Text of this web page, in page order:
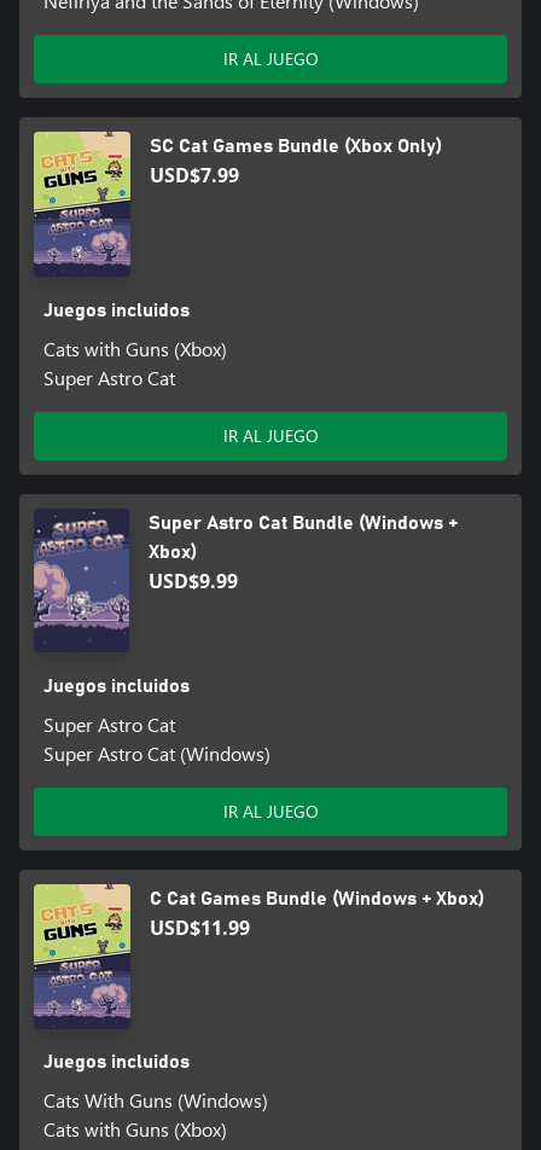
IR AL JUEGO
SC Cat Games Bundle (Xbox Only)
USD$7.99
Juegos incluidos
Cats with Guns (Xbox)
Super Astro Cat
IR AL JUEGO
Super Astro Cat Bundle (Windows +
Xbox)
USD$9.99
Juegos incluidos
Super Astro Cat
Super Astro Cat (Windows)
IR AL JUEGO
C Cat Games Bundle (Windows + Xbox)
USD$11.99
Juegos incluidos
Cats With Guns (Windows)
Cats with Guns (Xbox)